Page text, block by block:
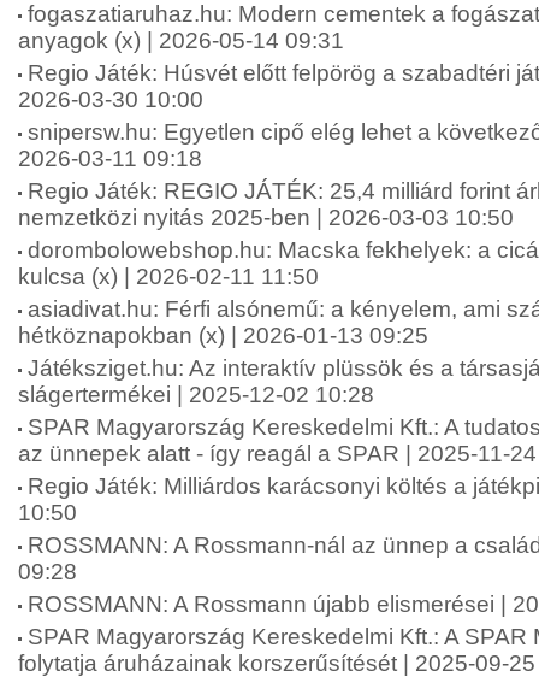
fogaszatiaruhaz.hu: Modern cementek a
anyagok (x) | 2026-05-14 09:31
Regio Játék: Húsvét előtt felpörög a szabadtéri
2026-03-30 10:00
snipersw.hu: Egyetlen cipő elég lehet a
2026-03-11 09:18
Regio Játék: REGIO JÁTÉK: 25,4 milliárd forint
nemzetközi nyitás 2025-ben | 2026-03-03 10:50
dorombolowebshop.hu: Macska fekhelyek: a
kulcsa (x) | 2026-02-11 11:50
asiadivat.hu: Férfi alsónemű: a kényelem, ami
hétköznapokban (x) | 2026-01-13 09:25
Játéksziget.hu: Az interaktív plüssök és a
slágertermékei | 2025-12-02 10:28
SPAR Magyarország Kereskedelmi Kft.: A
az ünnepek alatt - így reagál a SPAR | 2025-11-
Regio Játék: Milliárdos karácsonyi költés a
10:50
ROSSMANN: A Rossmann-nál az ünnep a
09:28
ROSSMANN: A Rossmann újabb elismerései |
SPAR Magyarország Kereskedelmi Kft.: A SPAR
folytatja áruházainak korszerűsítését | 2025-09-